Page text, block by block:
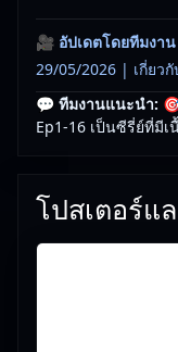
🎥 อัปเดตโดยทีมงา
29/05/2026 | เกี่ยวกั
💬 ทีมงานแนะนำ:
Ep1-16 เป็นซีรี่ย์ที่มี
โปสเตอร์แ